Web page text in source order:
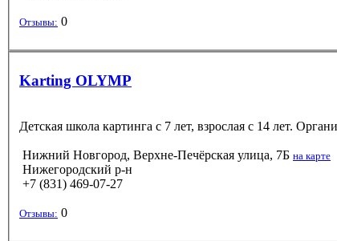
Отзывы: 0
Karting OLYMP
Детская школа картинга с 7 лет, взрослая с 14 лет.
Нижний Новгород, Верхне-Печёрская улица, 7Б на карте
Нижегородский р-н
+7 (831) 469-07-27
Отзывы: 0